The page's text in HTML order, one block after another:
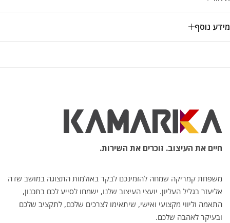
מידע נוסף
חיים את העיצוב. זוכרים את השירות.
משפחת קמריקה שמחה להזמינכם לבקר באולמות התצוגה במושב שדה
אליעזר בגליל העליון. יועצי העיצוב שלנו, ישמחו לסייע לכם בתכנון,
התאמה וליווי מקצועי ואישי, שיתאימו לצרכים שלכם, לתקציב שלכם
ובעיקר לאהבה שלכם.